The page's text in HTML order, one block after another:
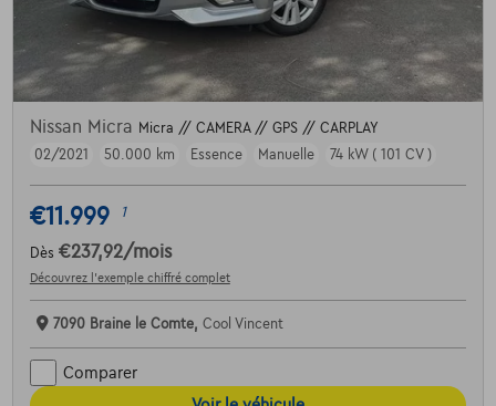
Nissan Micra Micra // CAMERA // GPS // CARPLAY
02/2021
50.000 km Essence Manuelle 74 kW ( 101 CV )
€11.999 1
Dès €237,92/mois
Découvrez l’exemple chiffré complet
7090 Braine le Comte, Cool Vincent
Comparer